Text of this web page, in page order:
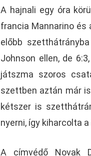
A hajnali egy óra
francia Mannarino
előbb
Johnson ellen, de
játszma szoros
szettben aztán már
kétszer is
nyerni, így kiharcolta
A címvédő Novak